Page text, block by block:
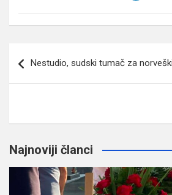
članaka
Nestudio, sudski tumač za
Najnoviji članci